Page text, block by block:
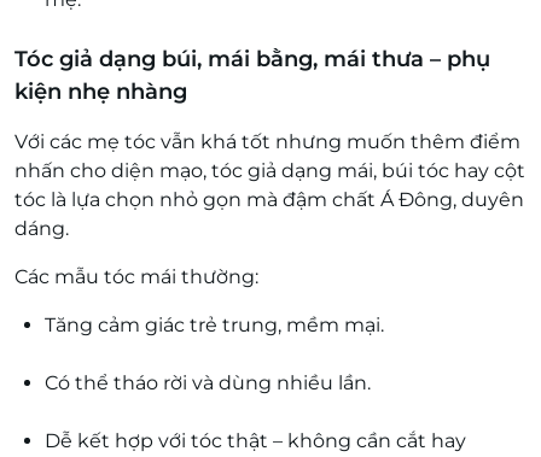
Tóc giả dạng búi, mái bằng, mái thưa – phụ
kiện nhẹ nhàng
Với các mẹ tóc vẫn khá tốt nhưng muốn thêm điểm
nhấn cho diện mạo, tóc giả dạng mái, búi tóc hay cột
tóc là lựa chọn nhỏ gọn mà đậm chất Á Đông, duyên
dáng.
Các mẫu tóc mái thường:
Tăng cảm giác trẻ trung, mềm mại.
Có thể tháo rời và dùng nhiều lần.
Dễ kết hợp với tóc thật – không cần cắt hay